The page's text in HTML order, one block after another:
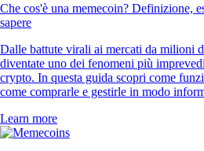
Che cos'è una memecoin? Definizione,
sapere
Dalle battute virali ai mercati da milioni
diventate uno dei fenomeni più
crypto. In questa guida scopri come
come comprarle e gestirle in modo
Learn more